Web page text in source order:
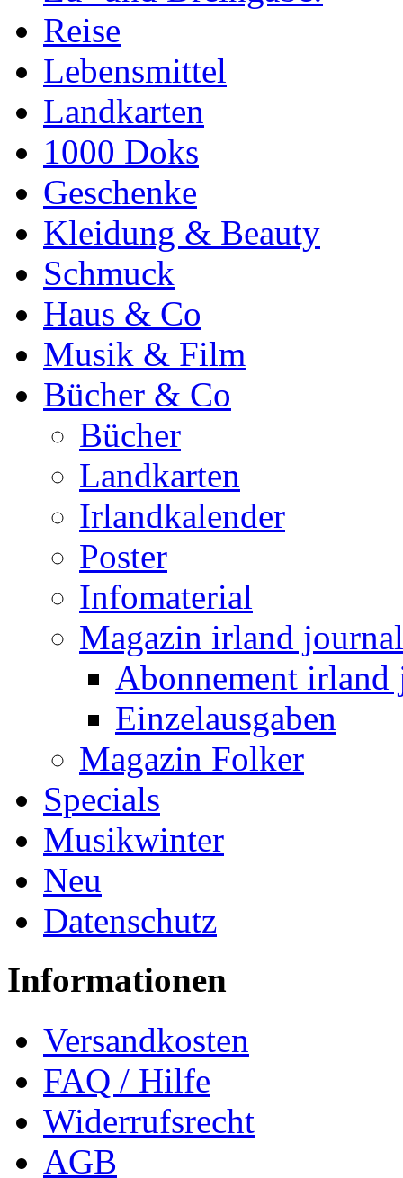
Reise
Lebensmittel
Landkarten
1000 Doks
Geschenke
Kleidung & Beauty
Schmuck
Haus & Co
Musik & Film
Bücher & Co
Bücher
Landkarten
Irlandkalender
Poster
Infomaterial
Magazin irland journal
Abonnement irland
Einzelausgaben
Magazin Folker
Specials
Musikwinter
Neu
Datenschutz
Informationen
Versandkosten
FAQ / Hilfe
Widerrufsrecht
AGB